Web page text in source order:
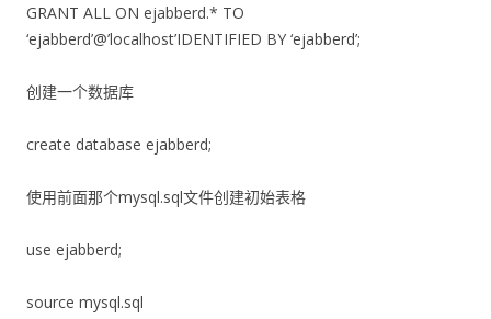
GRANT ALL ON ejabberd.* TO
‘ejabberd’@’localhost’IDENTIFIED BY ‘ejabberd’;
创建一个数据库
create database ejabberd;
使用前面那个mysql.sql文件创建初始表格
use ejabberd;
source mysql.sql